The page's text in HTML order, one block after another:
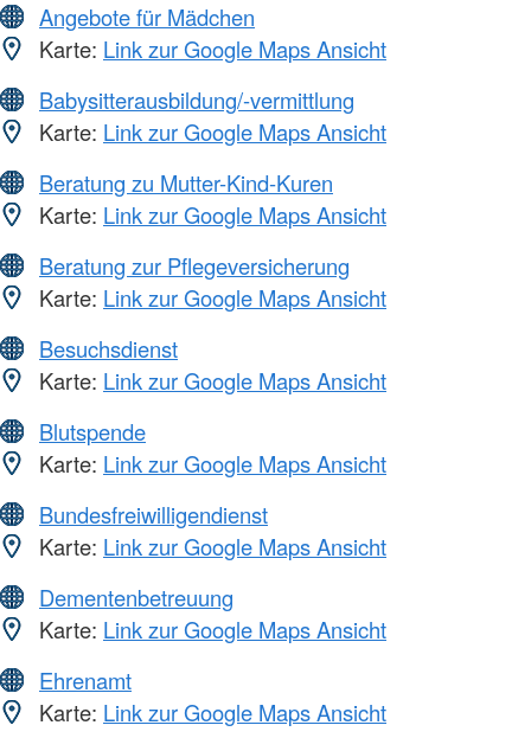
Angebote für Mädchen
Karte: Link zur Google Maps Ansicht
Babysitterausbildung/-vermittlung
Karte: Link zur Google Maps Ansicht
Beratung zu Mutter-Kind-Kuren
Karte: Link zur Google Maps Ansicht
Beratung zur Pflegeversicherung
Karte: Link zur Google Maps Ansicht
Besuchsdienst
Karte: Link zur Google Maps Ansicht
Blutspende
Karte: Link zur Google Maps Ansicht
Bundesfreiwilligendienst
Karte: Link zur Google Maps Ansicht
Dementenbetreuung
Karte: Link zur Google Maps Ansicht
Ehrenamt
Karte: Link zur Google Maps Ansicht